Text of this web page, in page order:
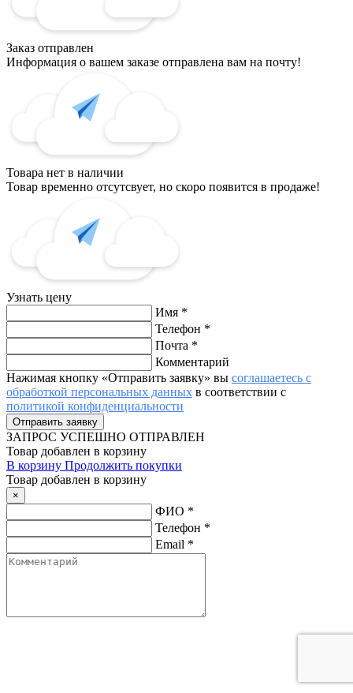
Заказ отправлен
Информация о вашем заказе отправлена вам на почту!
Товара нет в наличии
Товар временно отсутсвует, но скоро появится в продаже!
Узнать цену
Имя *
Телефон *
Почта *
Комментарий
Нажимая кнопку «Отправить заявку» вы соглашаетесь с
обработкой персональных данных в соответствии с
политикой конфиденциальности
ЗАПРОС УСПЕШНО ОТПРАВЛЕН
Товар добавлен в корзину
В корзину Продолжить покупки
Товар добавлен в корзину
×
ФИО *
Телефон *
Email *